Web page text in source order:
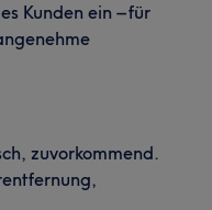
Kunden ein – für
zuvorkommend.